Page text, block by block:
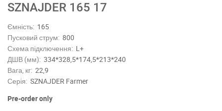
SZNAJDER 165 17
Ємність: 165
Пусковий струм: 800
Схема підключення: L+
ДШВ (мм): 334*328,5*174,5*213*240
Вага, кг: 22,9
Серія: SZNAJDER Farmer
Pre-order only